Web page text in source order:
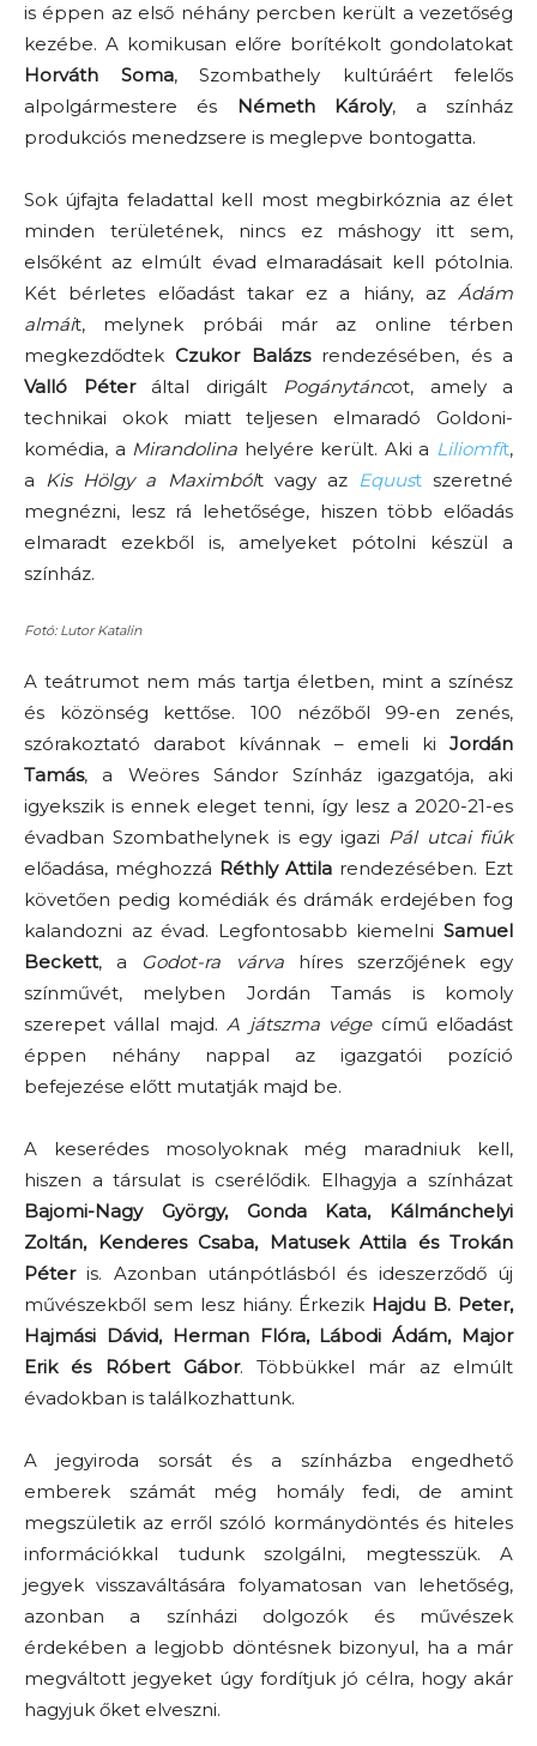
is éppen az első néhány percben került a vezetőség
kezébe. A komikusan előre borítékolt gondolatokat
Horváth Soma, Szombathely kultúráért felelős
alpolgármestere és Németh Károly, a színház
produkciós menedzsere is meglepve bontogatta.
Sok újfajta feladattal kell most megbirkóznia az élet
minden területének, nincs ez máshogy itt sem,
elsőként az elmúlt évad elmaradásait kell pótolnia.
Két bérletes előadást takar ez a hiány, az Ádám
almáit, melynek próbái már az online térben
megkezdődtek Czukor Balázsrendezésében, és a
Valló Péteráltal dirigált Pogánytáncot, amely a
technikai okok miatt teljesen elmaradó Goldoni-
komédia, a Mirandolina helyére került. Aki a Liliomfit,
a Kis Hölgy a Maximbólt vagy az Equustszeretné
megnézni, lesz rá lehetősége, hiszen több előadás
elmaradt ezekből is, amelyeket pótolni készül a
színház.
Fotó: Lutor Katalin
A teátrumot nem más tartja életben, mint a színész
és közönség kettőse. 100 nézőből 99-en zenés,
szórakoztató darabot kívánnak – emeli ki Jordán
Tamás, a Weöres Sándor Színház igazgatója, aki
igyekszik is ennek eleget tenni, így lesz a 2020-21-es
évadban Szombathelynek is egy igazi Pál utcai fiúk
előadása, méghozzá Réthly Attila rendezésében. Ezt
követően pedig komédiák és drámák erdejében fog
kalandozni az évad. Legfontosabb kiemelni Samuel
Beckett, a Godot-ra várvahíres szerzőjének egy
színművét, melyben Jordán Tamás is komoly
szerepet vállal majd.A játszma végecímű előadást
éppen néhány nappal az igazgatói pozíció
befejezése előtt mutatják majd be.
A keserédes mosolyoknak még maradniuk kell,
hiszen a társulat is cserélődik. Elhagyja a színházat
Bajomi-Nagy György, Gonda Kata, Kálmánchelyi
Zoltán, Kenderes Csaba, Matusek Attila és Trokán
Péteris. Azonban utánpótlásból és ideszerződő új
művészekből sem lesz hiány. Érkezik Hajdu B. Peter,
Hajmási Dávid, Herman Flóra, Lábodi Ádám, Major
Erik és Róbert Gábor. Többükkel már az elmúlt
évadokban is találkozhattunk.
A jegyiroda sorsát és a színházba engedhető
emberek számát még homály fedi, de amint
megszületik az erről szóló kormánydöntés és hiteles
információkkal tudunk szolgálni, megtesszük. A
jegyek visszaváltására folyamatosan van lehetőség,
azonban a színházi dolgozók és művészek
érdekében a legjobb döntésnek bizonyul, ha a már
megváltott jegyeket úgy fordítjuk jó célra, hogy akár
hagyjuk őket elveszni.